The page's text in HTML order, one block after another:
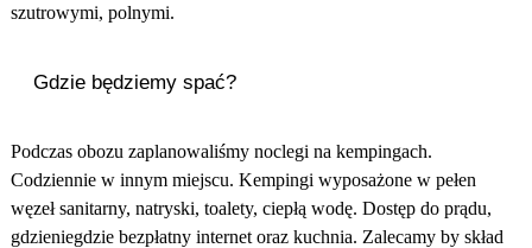
szutrowymi, polnymi.
Gdzie będziemy spać?
Podczas obozu zaplanowaliśmy noclegi na kempingach.
Codziennie w innym miejscu. Kempingi wyposażone w pełen
węzeł sanitarny, natryski, toalety, ciepłą wodę. Dostęp do prądu,
gdzieniegdzie bezpłatny internet oraz kuchnia. Zalecamy by skład